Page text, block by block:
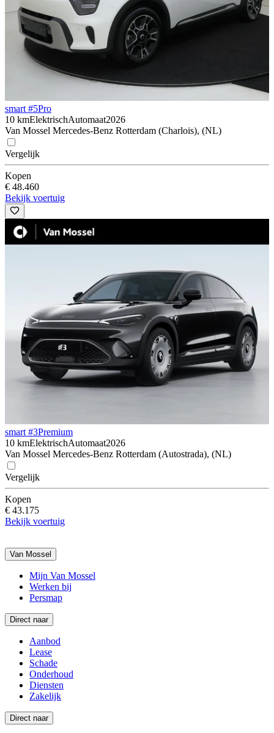
smart #5Pro
10 kmElektrischAutomaat2026
Van Mossel Mercedes-Benz Rotterdam (Charlois), (NL)
Vergelijk
Kopen
€ 48.460
Bekijk voertuig
smart #3Premium
10 kmElektrischAutomaat2026
Van Mossel Mercedes-Benz Rotterdam (Autostrada), (NL)
Vergelijk
Kopen
€ 43.175
Bekijk voertuig
Van Mossel
Mijn Van Mossel
Werken bij
Persmap
Direct naar
Aanbod
Lease
Schade
Onderhoud
Diensten
Zakelijk
Direct naar